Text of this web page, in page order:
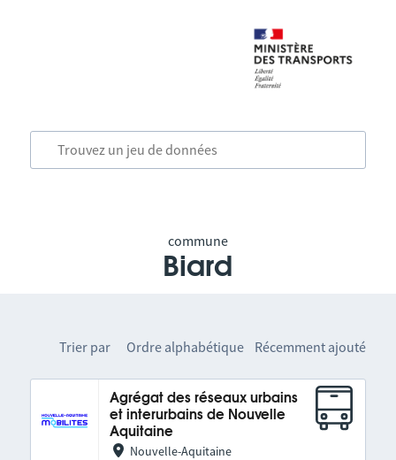
commune
Biard
Trier par Ordre alphabétique Récemment ajouté
Agrégat des réseaux urbains
et interurbains de Nouvelle
Aquitaine
Nouvelle-Aquitaine